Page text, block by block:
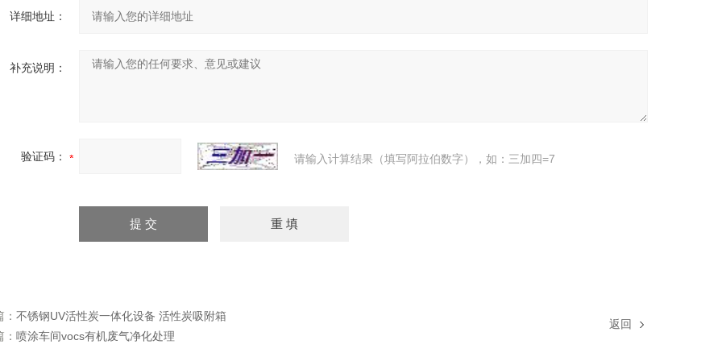
详细地址：
补充说明：
验证码： 请输入计算结果（填写阿拉伯数字），如：三加四=7
： 不锈钢UV活性炭一体化设备 活性炭吸附箱
喷涂车间vocs有机废气净化处理
返回